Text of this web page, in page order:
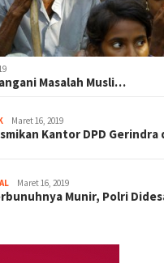
Masalah Musli…
Maret 16, 2019
Kantor DPD
Maret 16, 2019
Munir, Polri